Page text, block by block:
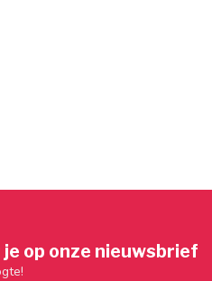
op onze nieuwsbrief